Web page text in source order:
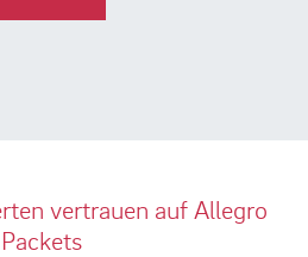
vertrauen auf Allegro
Packets